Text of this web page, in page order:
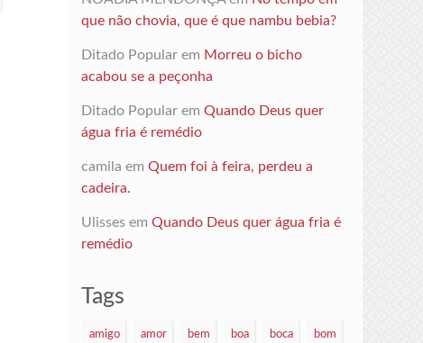
que não chovia, que é que nambu bebia?
Ditado Popularem Morreu o bicho
acabou se a peçonha
Ditado Popularem Quando Deus quer
água fria é remédio
camila em Quem foi à feira, perdeu a
cadeira.
Ulissesem Quando Deus quer água fria é
remédio
Tags
amigo amor bem boa boca bom